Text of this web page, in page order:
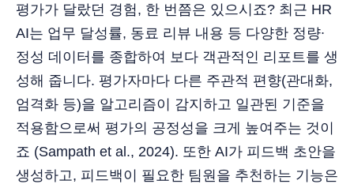
평가가 달랐던 경험, 한 번쯤은 있으시죠? 최근 HR
AI는 업무 달성률, 동료 리뷰 내용 등 다양한 정량∙
정성 데이터를 종합하여 보다 객관적인 리포트를 생
성해 줍니다. 평가자마다 다른 주관적 편향(관대화,
엄격화 등)을 알고리즘이 감지하고 일관된 기준을
적용함으로써 평가의 공정성을 크게 높여주는 것이
죠 (Sampath et al., 2024). 또한 AI가 피드백 초안을
생성하고, 피드백이 필요한 팀원을 추천하는 기능은